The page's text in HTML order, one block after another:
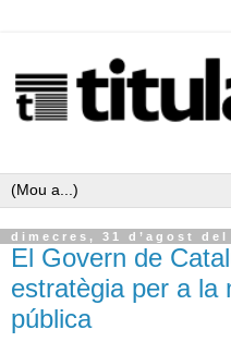
dimecres, 31 d’agost del
El Govern de
estratègia per a la
pública